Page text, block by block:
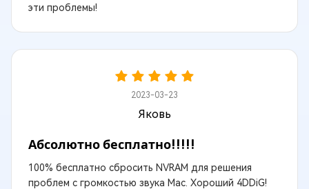
эти проблемы!
2023-03-23
Яковь
Абсолютно бесплатно!!!!!
100% бесплатно сбросить NVRAM для решения
проблем с громкостью звука Mac. Хороший 4DDiG!